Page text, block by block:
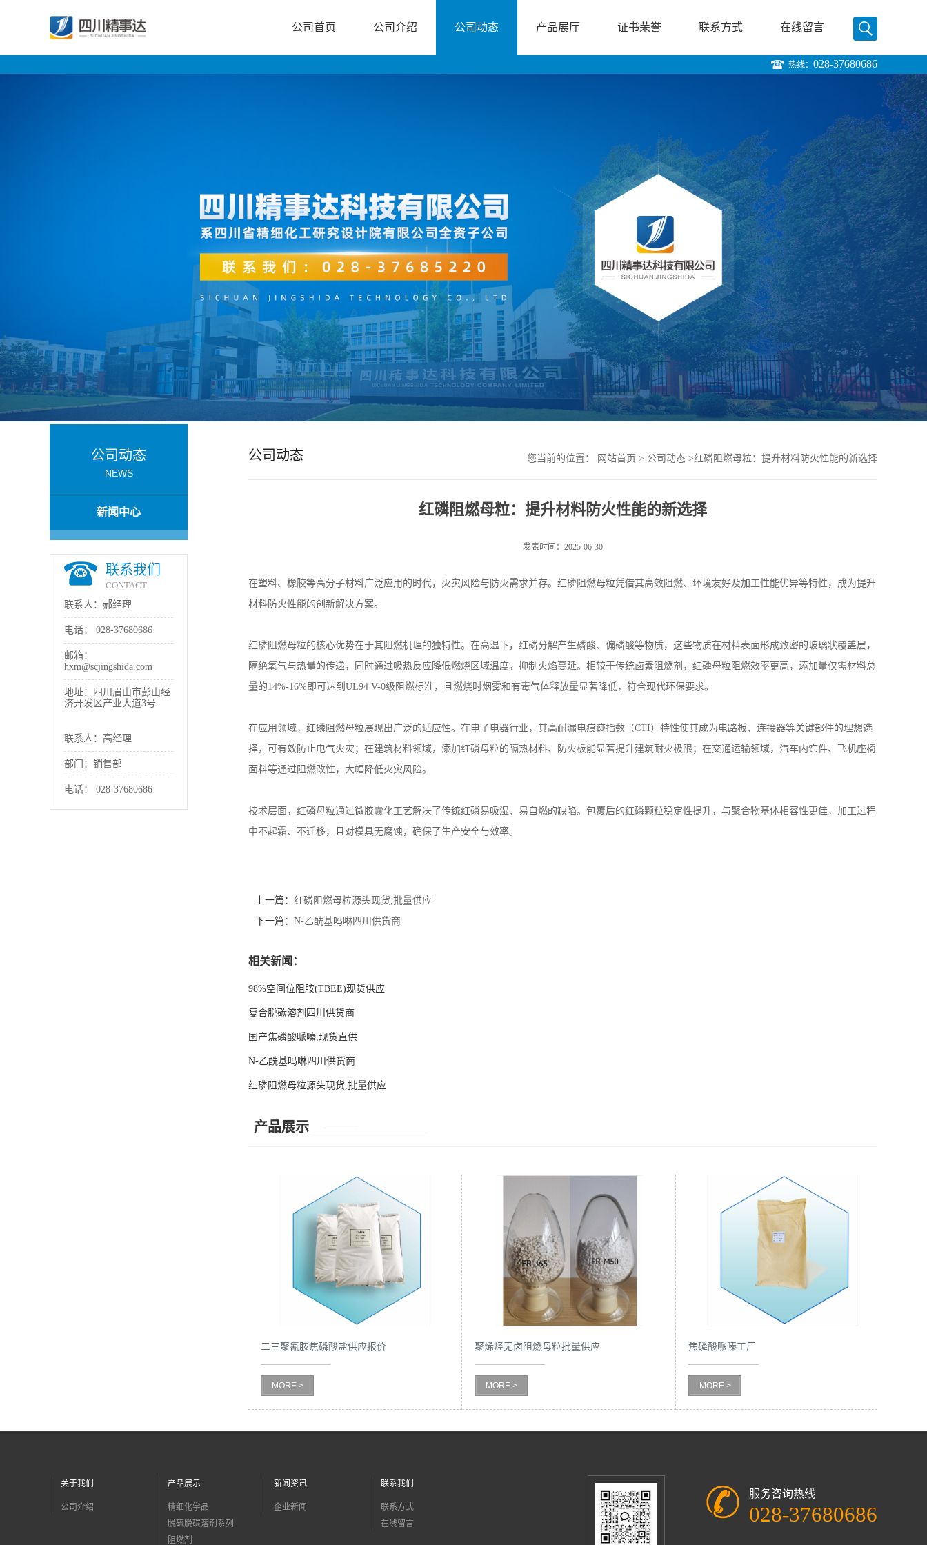
司
公司首页 公司介绍 公司动态 产品展厅 证书荣誉 联系方式 在线留言
热线： 028-37680686
公司动态
NEWS
新闻中心
联系我们
CONTACT
联系人：郝经理
电话： 028-37680686
邮箱：
hxm@scjingshida.com
地址：四川眉山市彭山经
济开发区产业大道3号
联系人：高经理
部门：销售部
电话： 028-37680686
公司动态 您当前的位置： 网站首页 > 公司动态 >红磷阻燃母粒：提升材料防火性能的新选择
红磷阻燃母粒：提升材料防火性能的新选择
发表时间：2025-06-30
在塑料、橡胶等高分子材料广泛应用的时代，火灾风险与防火需求并存。红磷阻燃母粒凭借其高效阻燃、环境友好及加工性能优异等特性，成为提升
材料防火性能的创新解决方案。
红磷阻燃母粒的核心优势在于其阻燃机理的独特性。在高温下，红磷分解产生磷酸、偏磷酸等物质，这些物质在材料表面形成致密的玻璃状覆盖层，
隔绝氧气与热量的传递，同时通过吸热反应降低燃烧区域温度，抑制火焰蔓延。相较于传统卤素阻燃剂，红磷母粒阻燃效率更高，添加量仅需材料总
量的14%-16%即可达到 UL94 V-0级阻燃标准，且燃烧时烟雾和有毒气体释放量显著降低，符合现代环保要求。
在应用领域，红磷阻燃母粒展现出广泛的适应性。在电子电器行业，其高耐漏电痕迹指数（CTI）特性使其成为电路板、连接器等关键部件的理想选
择，可有效防止电气火灾；在建筑材料领域，添加红磷母粒的隔热材料、防火板能显著提升建筑耐火极限；在交通运输领域，汽车内饰件、飞机座椅
面料等通过阻燃改性，大幅降低火灾风险。
技术层面，红磷母粒通过微胶囊化工艺解决了传统红磷易吸湿、易自燃的缺陷。包覆后的红磷颗粒稳定性提升，与聚合物基体相容性更佳，加工过程
中不起霜、不迁移，且对模具无腐蚀，确保了生产安全与效率。
上一篇： 红磷阻燃母粒源头现货,批量供应
下一篇： N-乙酰基吗啉四川供货商
相关新闻：
98%空间位阻胺(TBEE)现货供应
复合脱碳溶剂四川供货商
国产焦磷酸哌嗪,现货直供
N-乙酰基吗啉四川供货商
红磷阻燃母粒源头现货,批量供应
产品展示
二三聚氰胺焦磷酸盐供应报价
MORE >
聚烯烃无卤阻燃母粒批量供应
MORE >
焦磷酸哌嗪工厂
MORE >
关于我们
公司介绍
产品展示
精细化学品
脱硫脱碳溶剂系列
阻燃剂
新闻资讯
企业新闻
联系我们
联系方式
在线留言
服务咨询热线
028-37680686